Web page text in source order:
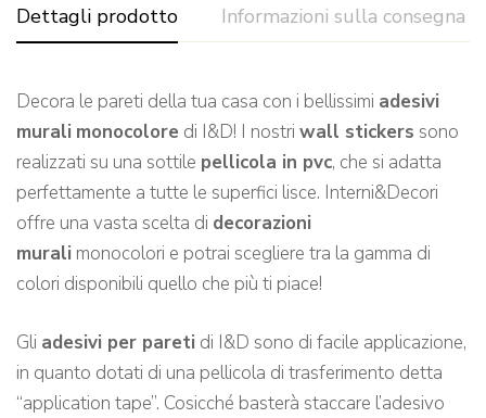
Dettagli prodotto Informazioni sulla consegna
Decora le pareti della tua casa con i bellissimi adesivi
murali monocolore di I&D! I nostri wall stickers sono
realizzati su una sottile pellicola in pvc, che si adatta
perfettamente a tutte le superfici lisce. Interni&Decori
offre una vasta scelta di decorazioni
murali monocolori e potrai scegliere tra la gamma di
colori disponibili quello che più ti piace!
Gli adesivi per pareti di I&D sono di facile applicazione,
in quanto dotati di una pellicola di trasferimento detta
“application tape”. Cosicché basterà staccare l’adesivo